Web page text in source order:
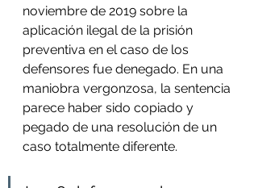
noviembre de 2019 sobre la
aplicación ilegal de la prisión
preventiva en el caso de los
defensores fue denegado. En una
maniobra vergonzosa, la sentencia
parece haber sido copiado y
pegado de una resolución de un
caso totalmente diferente.